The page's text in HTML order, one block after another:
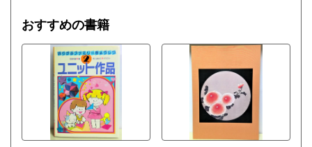
思想哲学宗教、歴史、社会科学、学術文庫、動植物、アー
ト・展覧会図録、趣味と生活の本、絵本、ＣＤ、レコード
おすすめの書籍